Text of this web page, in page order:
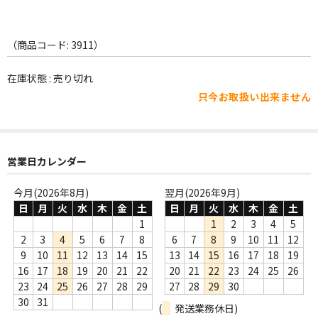
その他
7INC
Webのみ no.3
Webのみ no.4
売り切れ
Help
（商品コード: 3911）
在庫状態 : 売り切れ
只今お取扱い出来ません
営業日カレンダー
今月(2026年8月)
日
月 火 水 木 金
土
1
2
3 4 5 6 7
8
9
10 11 12 13 14
15
16
17 18 19 20 21
22
23
24 25 26 27 28
29
30
31
翌月(2026年9月)
日
月 火 水 木 金
土
1
2 3 4
5
6
7 8 9 10 11
12
13
14 15 16 17 18
19
20
21 22 23 24 25
26
27
28 29
30
(
発送業務休日)